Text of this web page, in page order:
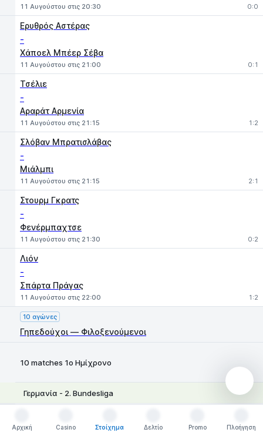
11 Αυγούστου στις 20:30 0:0
Ερυθρός Αστέρας
-
Χάποελ Μπέερ Σέβα
11 Αυγούστου στις 21:00 0:1
Τσέλιε
-
Αραράτ Αρμενία
11 Αυγούστου στις 21:15 1:2
Σλόβαν Μπρατισλάβας
-
Μιάλμπι
11 Αυγούστου στις 21:15 2:1
Στουρμ Γκρατς
-
Φενέρμπαχτσε
11 Αυγούστου στις 21:30 0:2
Λιόν
-
Σπάρτα Πράγας
11 Αυγούστου στις 22:00 1:2
10 αγώνες
Γηπεδούχοι — Φιλοξενούμενοι
10 matches 1ο Ημίχρονο
Γερμανία - 2. Bundesliga
-
Αρχική
Casino
Στοίχημα
Δελτίο
Promo
Πλοήγηση